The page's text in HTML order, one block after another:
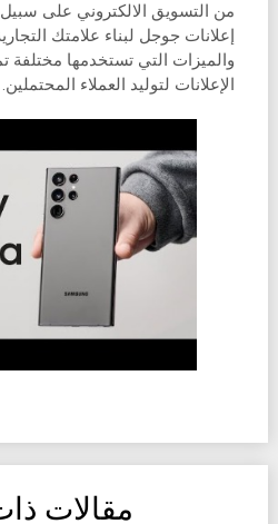
من التسويق الالكتروني على
إعلانات جوجل لبناء علامتك
والميزات التي تستخدمها مختلفة
الإعلانات لتوليد العملاء المحتملين.
مقالات